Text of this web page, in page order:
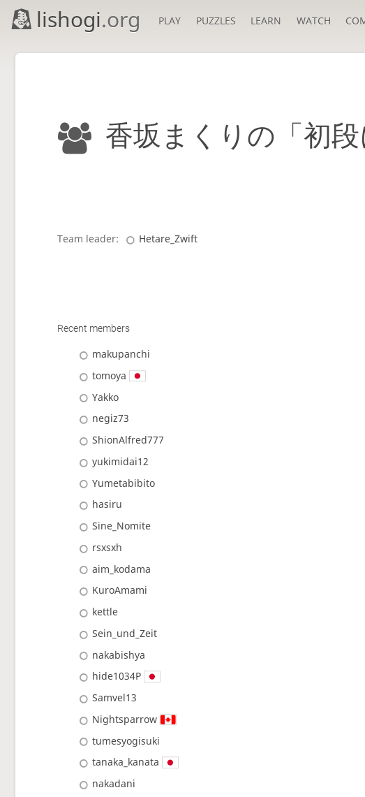
lishogi.org PLAY PUZZLES LEARN WATCH
香坂まくりの「初
Team leader: Hetare_Zwift
Recent members
makupanchi
tomoya
Yakko
negiz73
ShionAlfred777
yukimidai12
Yumetabibito
hasiru
Sine_Nomite
rsxsxh
aim_kodama
KuroAmami
kettle
Sein_und_Zeit
nakabishya
hide1034P
Samvel13
Nightsparrow
tumesyogisuki
tanaka_kanata
nakadani